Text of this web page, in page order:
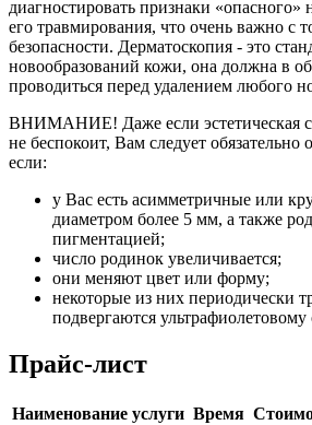
диагностировать признаки «опасного»
его травмирования, что очень важно с
безопасности. Дерматоскопия - это
новообразований кожи, она должна в
проводиться перед удалением любого
ВНИМАНИЕ! Даже если эстетическая
не беспокоит, Вам следует обязательно
если:
у Вас есть асимметричные или
диаметром более 5 мм, а также
пигментацией;
число родинок увеличивается;
они меняют цвет или форму;
некоторые из них периодически
подвергаются
Прайс-лист
Наименование услуги Время